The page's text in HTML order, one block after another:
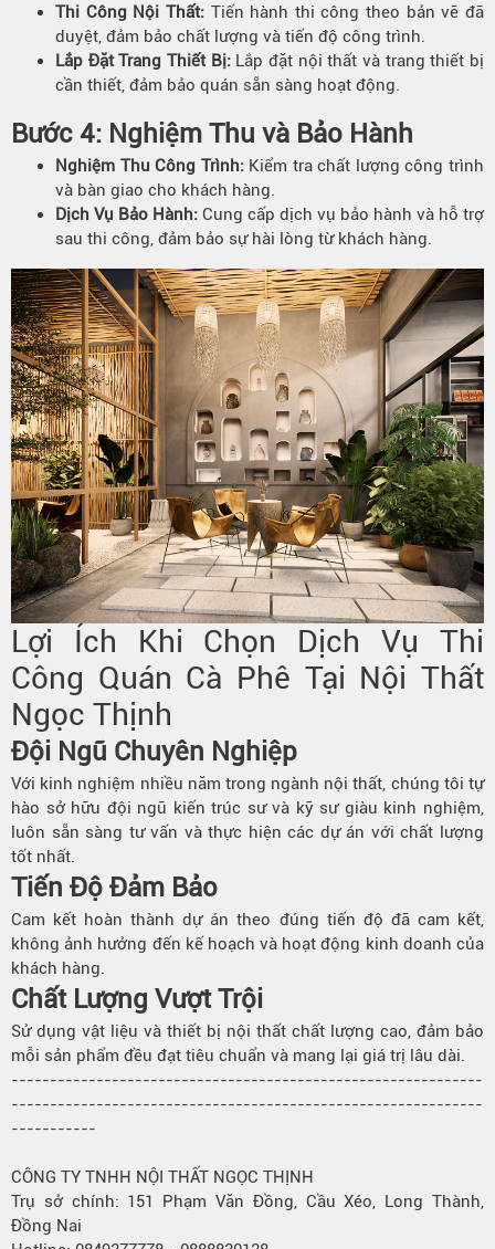
Thi Công Nội Thất:Tiến hành thi công theo bản vẽ đã
duyệt, đảm bảo chất lượng và tiến độ công trình.
Lắp Đặt Trang Thiết Bị:Lắp đặt nội thất và trang thiết bị
cần thiết, đảm bảo quán sẵn sàng hoạt động.
Bước 4: Nghiệm Thu và Bảo Hành
Nghiệm Thu Công Trình:Kiểm tra chất lượng công trình
và bàn giao cho khách hàng.
Dịch Vụ Bảo Hành: Cung cấp dịch vụ bảo hành và hỗ trợ
sau thi công, đảm bảo sự hài lòng từ khách hàng.
Lợi Ích Khi Chọn Dịch Vụ Thi
Công Quán Cà Phê Tại Nội Thất
Ngọc Thịnh
Đội Ngũ Chuyên Nghiệp
Với kinh nghiệm nhiều năm trong ngành nội thất, chúng tôi tự
hào sở hữu đội ngũ kiến trúc sư và kỹ sư giàu kinh nghiệm,
luôn sẵn sàng tư vấn và thực hiện các dự án với chất lượng
tốt nhất.
Tiến Độ Đảm Bảo
Cam kết hoàn thành dự án theo đúng tiến độ đã cam kết,
không ảnh hưởng đến kế hoạch và hoạt động kinh doanh của
khách hàng.
Chất Lượng Vượt Trội
Sử dụng vật liệu và thiết bị nội thất chất lượng cao, đảm bảo
mỗi sản phẩm đều đạt tiêu chuẩn và mang lại giá trị lâu dài.
-------------------------------------------------------------
-------------------------------------------------------------
-----------
CÔNG TY TNHH NỘI THẤT NGỌC THỊNH
Trụ sở chính: 151 Phạm Văn Đồng, Cầu Xéo, Long Thành,
Đồng Nai